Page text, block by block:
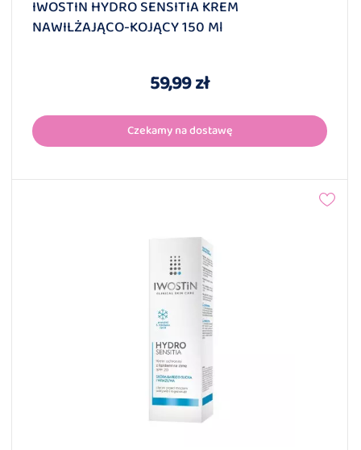
IWOSTIN HYDRO SENSITIA KREM
NAWILŻAJĄCO-KOJĄCY 150 Ml
59,99 zł
Czekamy na dostawę